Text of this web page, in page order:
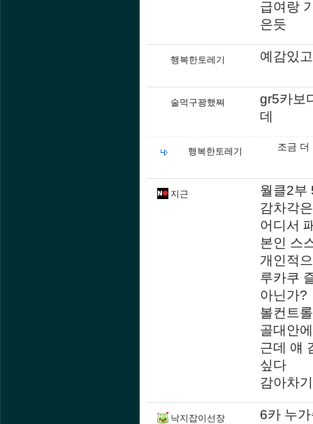
급여랑
은듯
행복한토레기 예감있
술먹구꽝했쪄
gr5카보
데
행복한토레기 조금 더
지근
월클2부
감차각
어디서
본인 스
개인적
루카쿠
아닌가?
볼컨트
골대안
근데 얘
싶다
감아차
낙지잡이선장 6카 누